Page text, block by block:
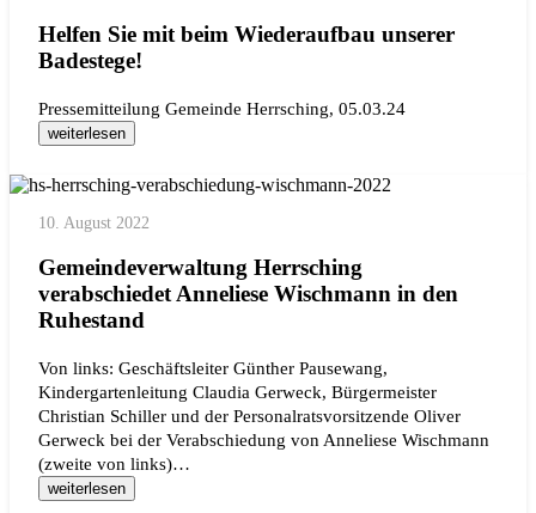
Helfen Sie mit beim Wiederaufbau unserer
Badestege!
Pressemitteilung Gemeinde Herrsching, 05.03.24
weiterlesen
10. August 2022
Gemeindeverwaltung Herrsching
verabschiedet Anneliese Wischmann in den
Ruhestand
Von links: Geschäftsleiter Günther Pausewang,
Kindergartenleitung Claudia Gerweck, Bürgermeister
Christian Schiller und der Personalratsvorsitzende Oliver
Gerweck bei der Verabschiedung von Anneliese Wischmann
(zweite von links)…
weiterlesen